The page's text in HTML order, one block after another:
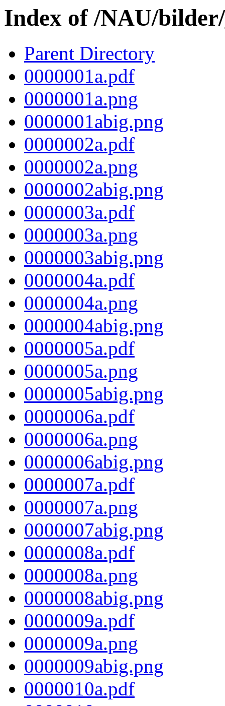
Index of /NAU/bilder/
Parent Directory
0000001a.pdf
0000001a.png
0000001abig.png
0000002a.pdf
0000002a.png
0000002abig.png
0000003a.pdf
0000003a.png
0000003abig.png
0000004a.pdf
0000004a.png
0000004abig.png
0000005a.pdf
0000005a.png
0000005abig.png
0000006a.pdf
0000006a.png
0000006abig.png
0000007a.pdf
0000007a.png
0000007abig.png
0000008a.pdf
0000008a.png
0000008abig.png
0000009a.pdf
0000009a.png
0000009abig.png
0000010a.pdf